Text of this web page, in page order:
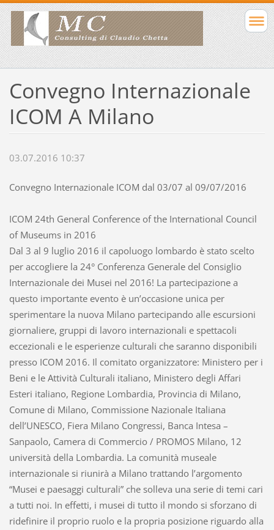
Convegno Internazionale
ICOM A Milano
03.07.2016 10:37
Convegno Internazionale ICOM dal 03/07 al 09/07/2016
ICOM 24th General Conference of the International Council
of Museums in 2016
Dal 3 al 9 luglio 2016 il capoluogo lombardo è stato scelto
per accogliere la 24° Conferenza Generale del Consiglio
Internazionale dei Musei nel 2016! La partecipazione a
questo importante evento è un’occasione unica per
sperimentare la nuova Milano partecipando alle escursioni
giornaliere, gruppi di lavoro internazionali e spettacoli
eccezionali e le esperienze culturali che saranno disponibili
presso ICOM 2016. Il comitato organizzatore: Ministero per i
Beni e le Attività Culturali italiano, Ministero degli Affari
Esteri italiano, Regione Lombardia, Provincia di Milano,
Comune di Milano, Commissione Nazionale Italiana
dell’UNESCO, Fiera Milano Congressi, Banca Intesa –
Sanpaolo, Camera di Commercio / PROMOS Milano, 12
università della Lombardia. La comunità museale
internazionale si riunirà a Milano trattando l’argomento
“Musei e paesaggi culturali” che solleva una serie di temi cari
a tutti noi. In effetti, i musei di tutto il mondo si sforzano di
ridefinire il proprio ruolo e la propria posizione riguardo alla